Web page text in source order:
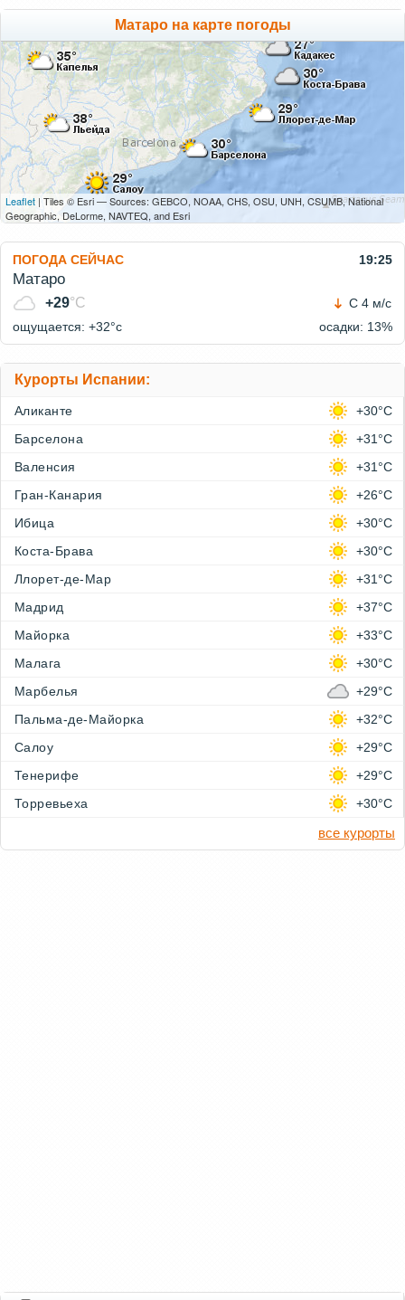
Матаро на карте погоды
Leaflet | Tiles © Esri — Sources: GEBCO, NOAA, CHS, OSU, UNH, CSUMB, National
Geographic, DeLorme, NAVTEQ, and Esri
ПОГОДА СЕЙЧАС 19:25
Матаро
+29°C
С 4 м/с
ощущается: +32°c
осадки: 13%
Курорты Испании:
Аликанте
+30°C
Барселона
+31°C
Валенсия
+31°C
Гран-Канария
+26°C
Ибица
+30°C
Коста-Брава
+30°C
Ллорет-де-Мар
+31°C
Мадрид
+37°C
Майорка
+33°C
Малага
+30°C
Марбелья
+29°C
Пальма-де-Майорка
+32°C
Салоу
+29°C
Тенерифе
+29°C
Торревьеха
+30°C
все курорты